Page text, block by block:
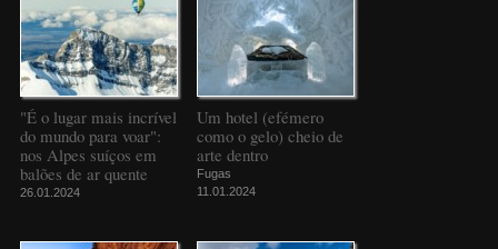
"É o lugar mais incrível
do mundo para voar":
nos Alpes suíços em
balões de ar quente
26.01.2024
Um hotel (efémero
como o gelo) cheio de
arte dentro
Fugas
11.01.2024